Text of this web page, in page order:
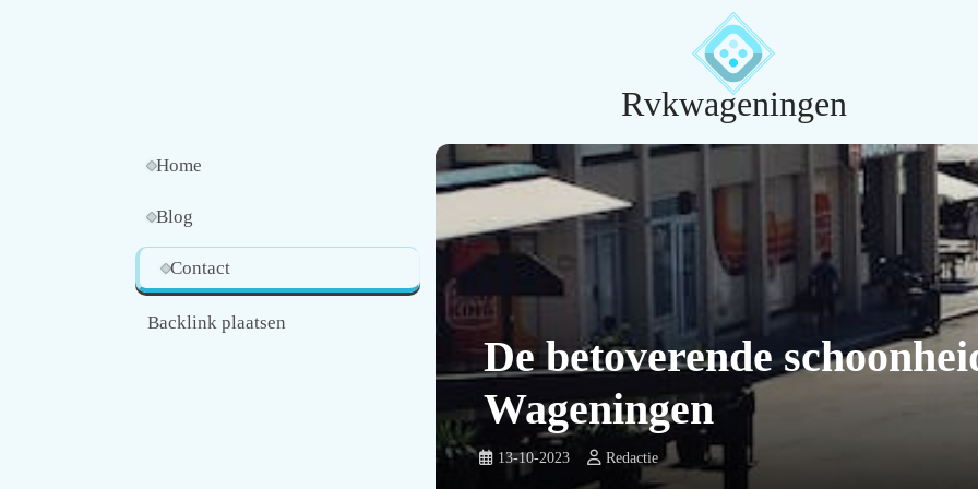
Rvkwageningen
Home
Blog
Contact
Backlink plaatsen
De betoverende
Wageningen
13-10-2023 Redactie